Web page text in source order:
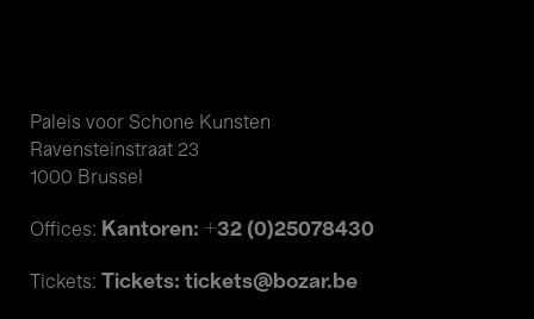
Paleis voor Schone Kunsten
Ravensteinstraat 23
1000 Brussel
Offices: Kantoren: +32 (0)25078430
Tickets: Tickets: tickets@bozar.be